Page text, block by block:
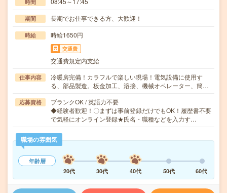
時間
期間 長期でお仕事できる方、大歓迎！
時給 時給1650円
交通費
交通費規定内支給
仕事内容
冷暖房完備！カラフルで楽しい現場！電気設備に使用す
る、部品製造。板金加工、溶接、機械オペレーター、簡…
応募資格
ブランクOK / 英語力不要
◆経験者歓迎！〇まずは事前登録だけでもOK！履歴書不要
で気軽にオンライン登録★氏名・職種などを入力す…
職場の雰囲気
年齢層
20代
30代 40代 50代 60代